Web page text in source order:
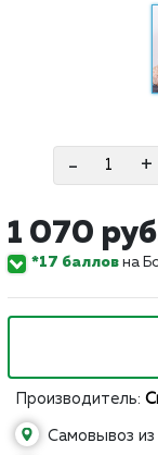
- +
1 070
*17 баллов на
Производитель:
Самовывоз